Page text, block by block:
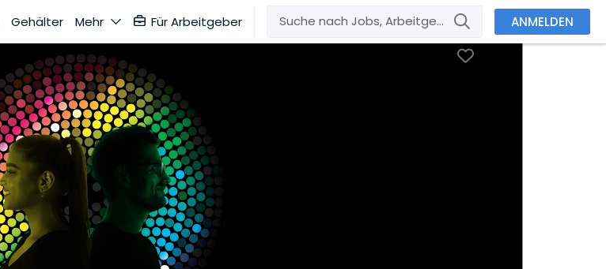
Gehälter Mehr Für Arbeitgeber ANMELDEN